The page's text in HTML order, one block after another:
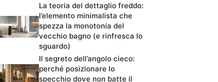
La teoria del dettaglio freddo:
l’elemento minimalista che
spezza la monotonia del
vecchio bagno (e rinfresca lo
sguardo)
Il segreto dell’angolo cieco:
perché posizionare lo
specchio dove non batte il